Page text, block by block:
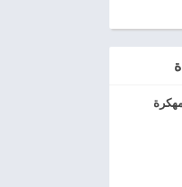
لعبة المواجهة 2 مهكرة